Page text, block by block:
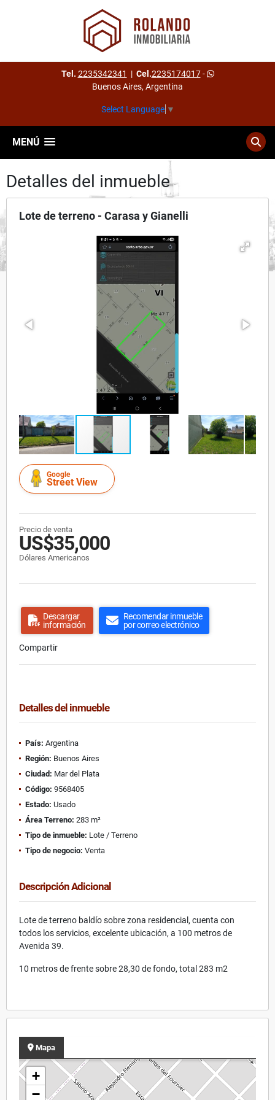
Tel. 2235342341 | Cel.2235174017-
Buenos Aires, Argentina
Select Language ▼
MENÚ
Detalles del inmueble
Lote de terreno - Carasa y Gianelli
Google
Street View
Precio de venta
US$35,000
Dólares Americanos
Descargar
información
Recomendar inmueble
por correo electrónico
Compartir
Detalles del inmueble
País: Argentina
Región: Buenos Aires
Ciudad: Mar del Plata
Código: 9568405
Estado: Usado
Área Terreno: 283 m²
Tipo de inmueble: Lote / Terreno
Tipo de negocio: Venta
Descripción Adicional
Lote de terreno baldío sobre zona residencial, cuenta con
todos los servicios, excelente ubicación, a 100 metros de
Avenida 39.
10 metros de frente sobre 28,30 de fondo, total 283 m2
Mapa
+
−